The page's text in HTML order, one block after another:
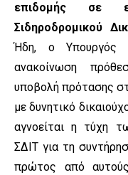
επιδομής σε
Σιδηροδρομικού
Ήδη, ο Υπουργός
ανακοίνωση
υποβολή πρότασης
με δυνητικό
αγνοείται η τύχη
ΣΔΙΤ για τη
πρώτος από